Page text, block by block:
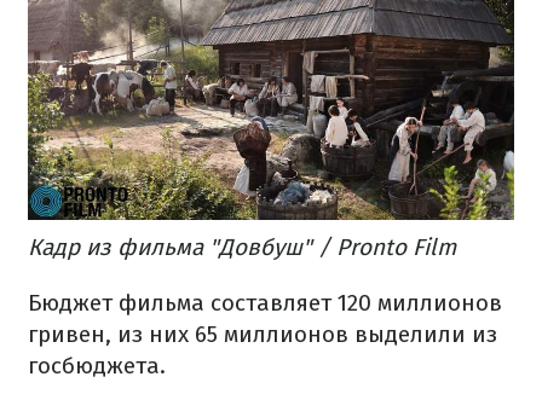
Кадр из фильма "Довбуш" / Pronto Film
Бюджет фильма составляет 120 миллионов
гривен, из них 65 миллионов выделили из
госбюджета.